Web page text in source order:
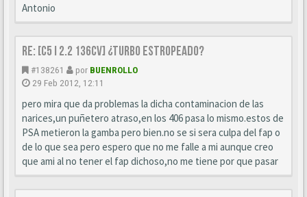
Antonio
Re: [C5 I 2.2 136cv] ¿turbo estropeado?
#138261 por BUENROLLO
29 Feb 2012, 12:11
pero mira que da problemas la dicha contaminacion de las
narices,un puñetero atraso,en los 406 pasa lo mismo.estos de
PSA metieron la gamba pero bien.no se si sera culpa del fap o
de lo que sea pero espero que no me falle a mi aunque creo
que ami al no tener el fap dichoso,no me tiene por que pasar